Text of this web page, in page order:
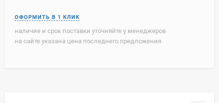
наличие и срок поставки уточняйте у менеджеров
на сайте указана цена последнего предложения